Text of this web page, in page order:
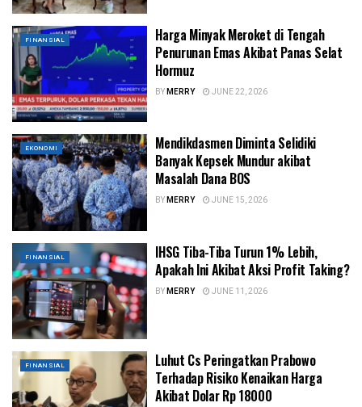
FINANSIAL
Harga Minyak Meroket di Tengah
Penurunan Emas Akibat Panas Selat
Hormuz
BYMERRY JUNE 22, 2026
EKONOMI
Mendikdasmen Diminta Selidiki
Banyak Kepsek Mundur akibat
Masalah Dana BOS
BYMERRY JUNE 15, 2026
FINANSIAL
IHSG Tiba-Tiba Turun 1% Lebih,
Apakah Ini Akibat Aksi Profit Taking?
BYMERRY JUNE 11, 2026
FINANSIAL
Luhut Cs Peringatkan Prabowo
Terhadap Risiko Kenaikan Harga
Akibat Dolar Rp 18000